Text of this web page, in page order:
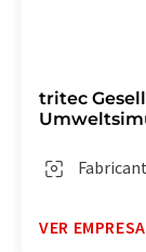
tritec
VER EMPRESA